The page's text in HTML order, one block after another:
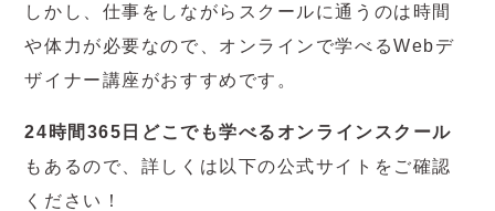
しかし、仕事をしながらスクールに通うのは時間
や体力が必要なので、オンラインで学べるWebデ
ザイナー講座がおすすめです。
24時間365日どこでも学べるオンラインスクール
もあるので、詳しくは以下の公式サイトをご確認
ください！